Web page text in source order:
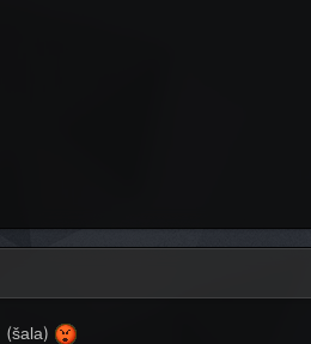
(šala)